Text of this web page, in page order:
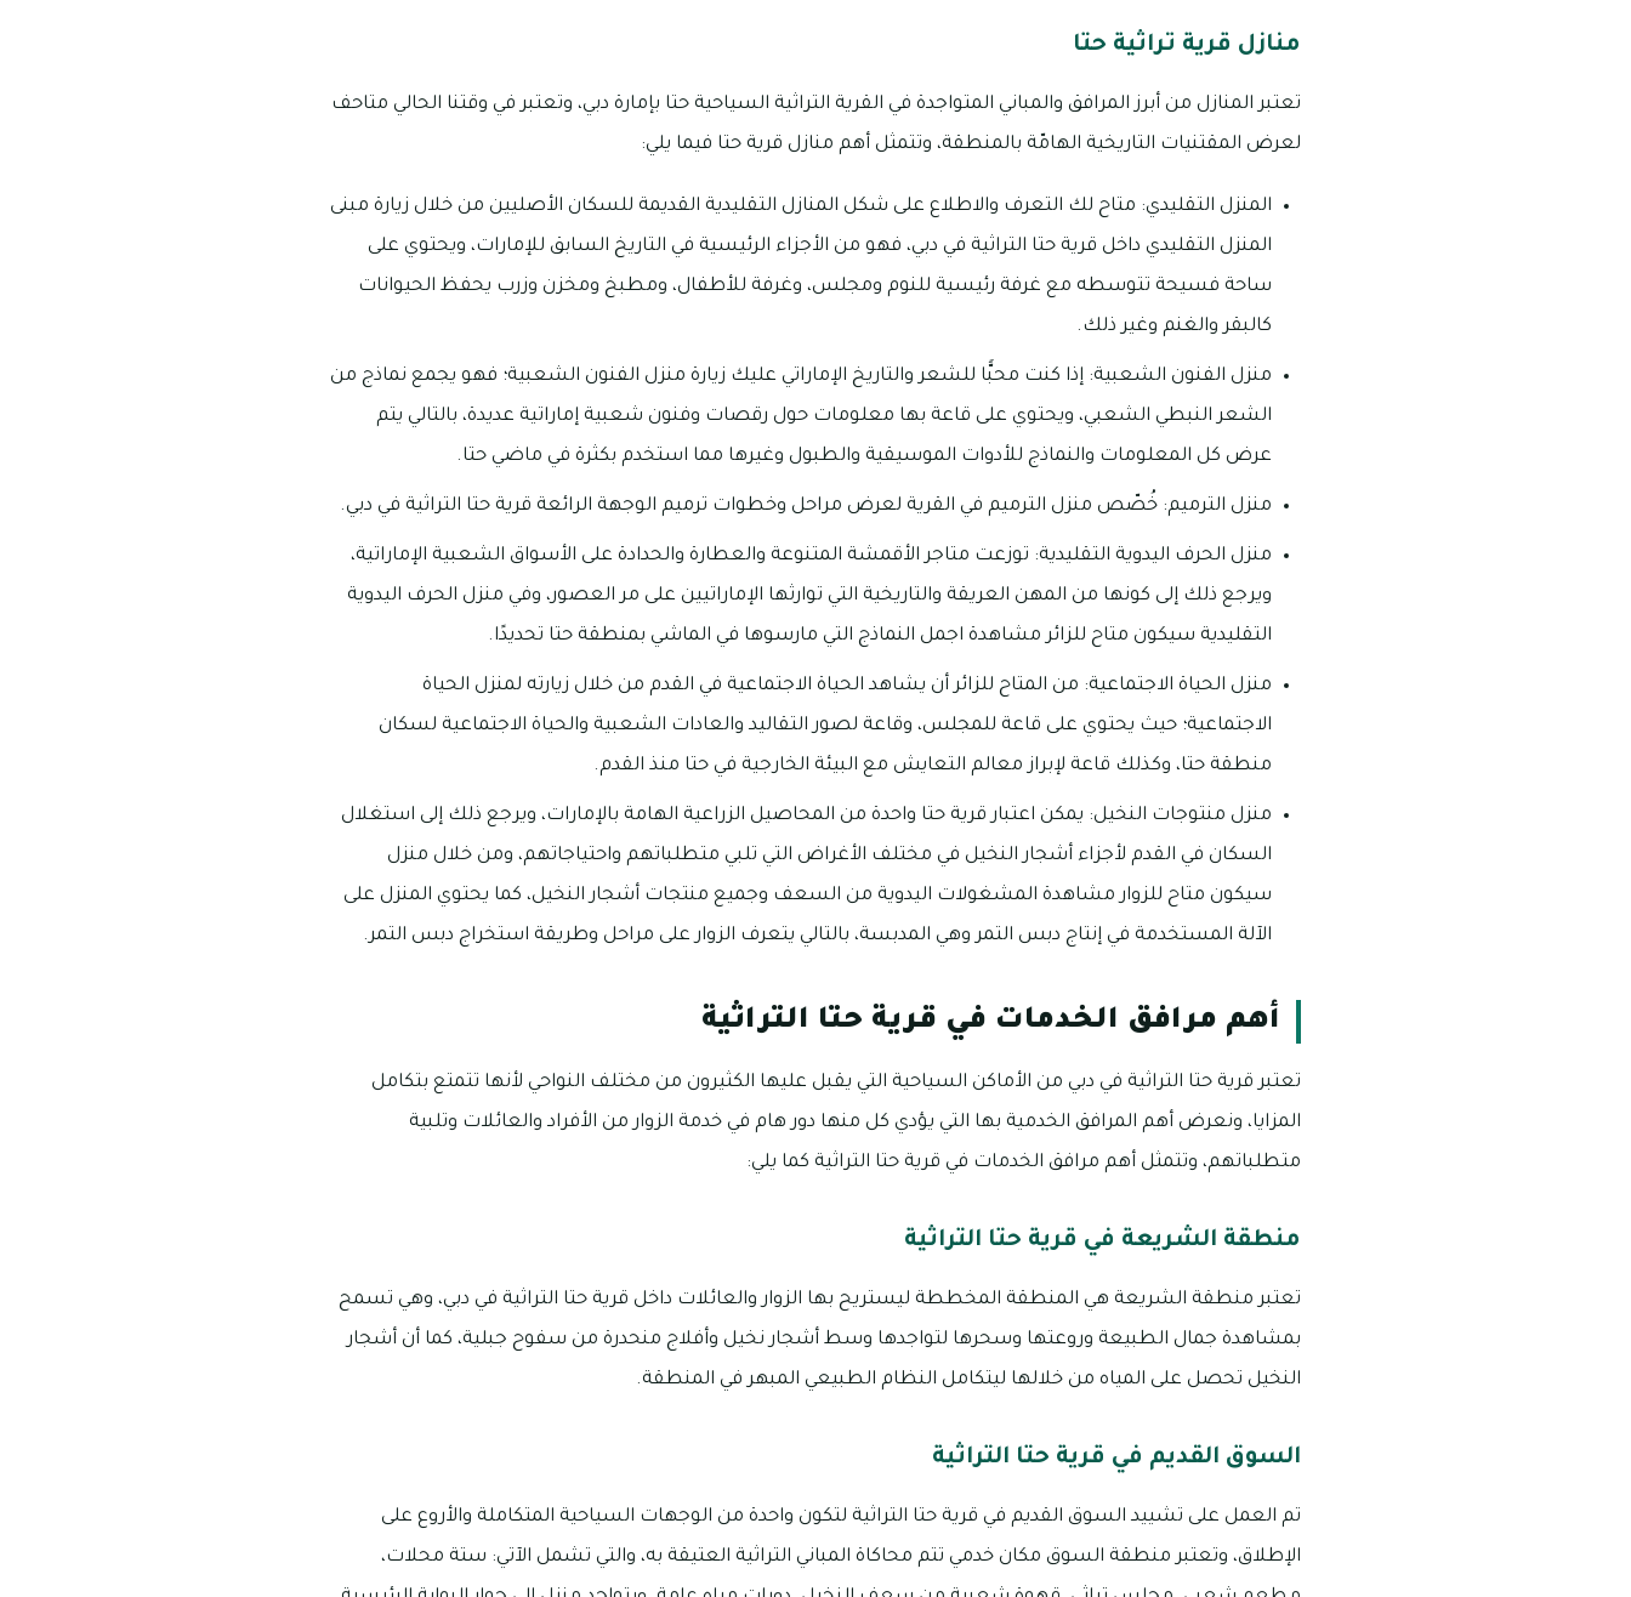
منازل قرية تراثية حتا
تعتبر المنازل من أبرز المرافق والمباني المتواجدة في القرية التراثية السياحية حتا بإمارة دبي، وتعتبر في وقتنا الحالي متاحف
لعرض المقتنيات التاريخية الهامّة بالمنطقة، وتتمثل أهم منازل قرية حتا فيما يلي:
المنزل التقليدي: متاح لك التعرف والاطلاع على شكل المنازل التقليدية القديمة للسكان الأصليين من خلال زيارة مبنى
المنزل التقليدي داخل قرية حتا التراثية في دبي، فهو من الأجزاء الرئيسية في التاريخ السابق للإمارات، ويحتوي على
ساحة فسيحة تتوسطه مع غرفة رئيسية للنوم ومجلس، وغرفة للأطفال، ومطبخ ومخزن وزرب يحفظ الحيوانات
كالبقر والغنم وغير ذلك.
منزل الفنون الشعبية: إذا كنت محبًّا للشعر والتاريخ الإماراتي عليك زيارة منزل الفنون الشعبية؛ فهو يجمع نماذج من
الشعر النبطي الشعبي، ويحتوي على قاعة بها معلومات حول رقصات وفنون شعبية إماراتية عديدة، بالتالي يتم
عرض كل المعلومات والنماذج للأدوات الموسيقية والطبول وغيرها مما استخدم بكثرة في ماضي حتا.
منزل الترميم: خُصّص منزل الترميم في القرية لعرض مراحل وخطوات ترميم الوجهة الرائعة قرية حتا التراثية في دبي.
منزل الحرف اليدوية التقليدية: توزعت متاجر الأقمشة المتنوعة والعطارة والحدادة على الأسواق الشعبية الإماراتية،
ويرجع ذلك إلى كونها من المهن العريقة والتاريخية التي توارثها الإماراتيين على مر العصور، وفي منزل الحرف اليدوية
التقليدية سيكون متاح للزائر مشاهدة اجمل النماذج التي مارسوها في الماشي بمنطقة حتا تحديدًا.
منزل الحياة الاجتماعية: من المتاح للزائر أن يشاهد الحياة الاجتماعية في القدم من خلال زيارته لمنزل الحياة
الاجتماعية؛ حيث يحتوي على قاعة للمجلس، وقاعة لصور التقاليد والعادات الشعبية والحياة الاجتماعية لسكان
منطقة حتا، وكذلك قاعة لإبراز معالم التعايش مع البيئة الخارجية في حتا منذ القدم.
منزل منتوجات النخيل: يمكن اعتبار قرية حتا واحدة من المحاصيل الزراعية الهامة بالإمارات، ويرجع ذلك إلى استغلال
السكان في القدم لأجزاء أشجار النخيل في مختلف الأغراض التي تلبي متطلباتهم واحتياجاتهم، ومن خلال منزل
سيكون متاح للزوار مشاهدة المشغولات اليدوية من السعف وجميع منتجات أشجار النخيل، كما يحتوي المنزل على
الآلة المستخدمة في إنتاج دبس التمر وهي المدبسة، بالتالي يتعرف الزوار على مراحل وطريقة استخراج دبس التمر.
أهم مرافق الخدمات في قرية حتا التراثية
تعتبر قرية حتا التراثية في دبي من الأماكن السياحية التي يقبل عليها الكثيرون من مختلف النواحي لأنها تتمتع بتكامل
المزايا، ونعرض أهم المرافق الخدمية بها التي يؤدي كل منها دور هام في خدمة الزوار من الأفراد والعائلات وتلبية
متطلباتهم، وتتمثل أهم مرافق الخدمات في قرية حتا التراثية كما يلي:
منطقة الشريعة في قرية حتا التراثية
تعتبر منطقة الشريعة هي المنطقة المخططة ليستريح بها الزوار والعائلات داخل قرية حتا التراثية في دبي، وهي تسمح
بمشاهدة جمال الطبيعة وروعتها وسحرها لتواجدها وسط أشجار نخيل وأفلاج منحدرة من سفوح جبلية، كما أن أشجار
النخيل تحصل على المياه من خلالها ليتكامل النظام الطبيعي المبهر في المنطقة.
السوق القديم في قرية حتا التراثية
تم العمل على تشييد السوق القديم في قرية حتا التراثية لتكون واحدة من الوجهات السياحية المتكاملة والأروع على
الإطلاق، وتعتبر منطقة السوق مكان خدمي تتم محاكاة المباني التراثية العتيقة به، والتي تشمل الآتي: ستة محلات،